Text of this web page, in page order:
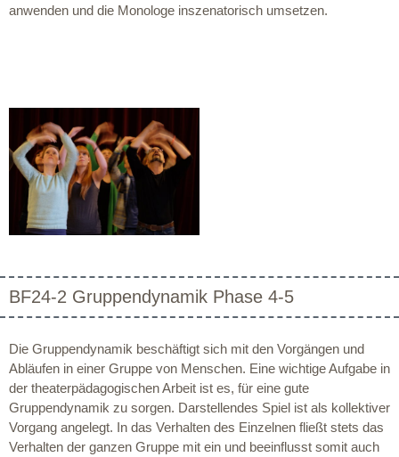
anwenden und die Monologe inszenatorisch umsetzen.
BF24-2 Gruppendynamik Phase 4-5
Die Gruppendynamik beschäftigt sich mit den Vorgängen und
Abläufen in einer Gruppe von Menschen. Eine wichtige Aufgabe in
der theaterpädagogischen Arbeit ist es, für eine gute
Gruppendynamik zu sorgen. Darstellendes Spiel ist als kollektiver
Vorgang angelegt. In das Verhalten des Einzelnen fließt stets das
Verhalten der ganzen Gruppe mit ein und beeinflusst somit auch